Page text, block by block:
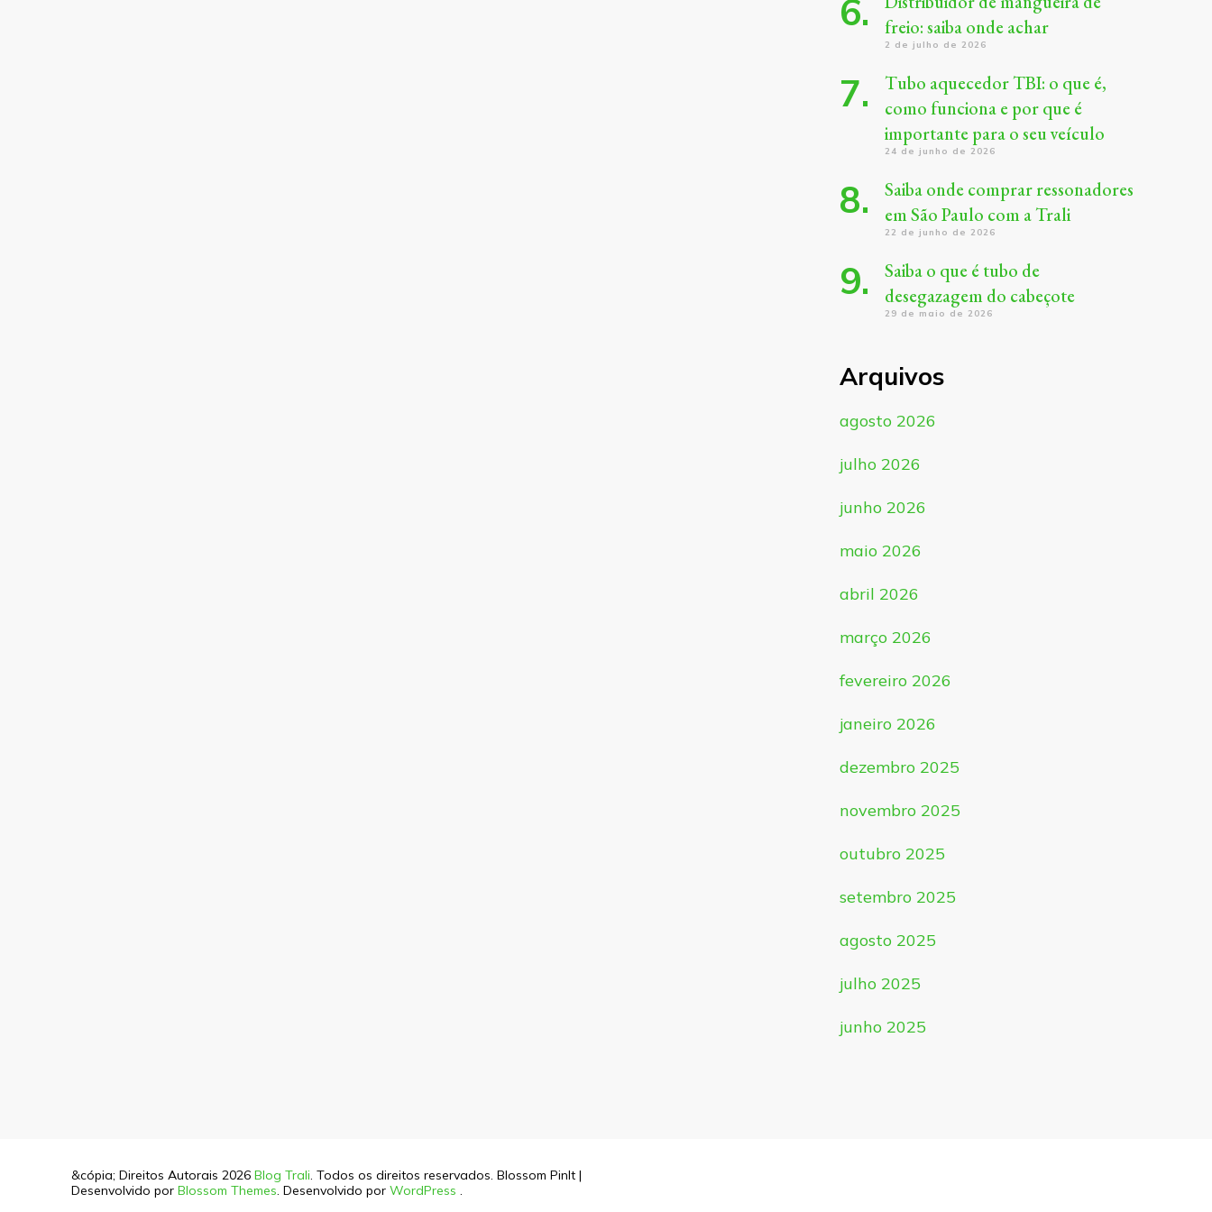
freio: saiba onde achar
2 de julho de 2026
Tubo aquecedor TBI: o que é,
como funciona e por que é
importante para o seu veículo
24 de junho de 2026
Saiba onde comprar ressonadores
em São Paulo com a Trali
22 de junho de 2026
Saiba o que é tubo de
desegazagem do cabeçote
29 de maio de 2026
Arquivos
agosto 2026
julho 2026
junho 2026
maio 2026
abril 2026
março 2026
fevereiro 2026
janeiro 2026
dezembro 2025
novembro 2025
outubro 2025
setembro 2025
agosto 2025
julho 2025
junho 2025
&cópia; Direitos Autorais 2026 Blog Trali. Todos os direitos reservados. Blossom PinIt |
Desenvolvido por Blossom Themes. Desenvolvido por WordPress .